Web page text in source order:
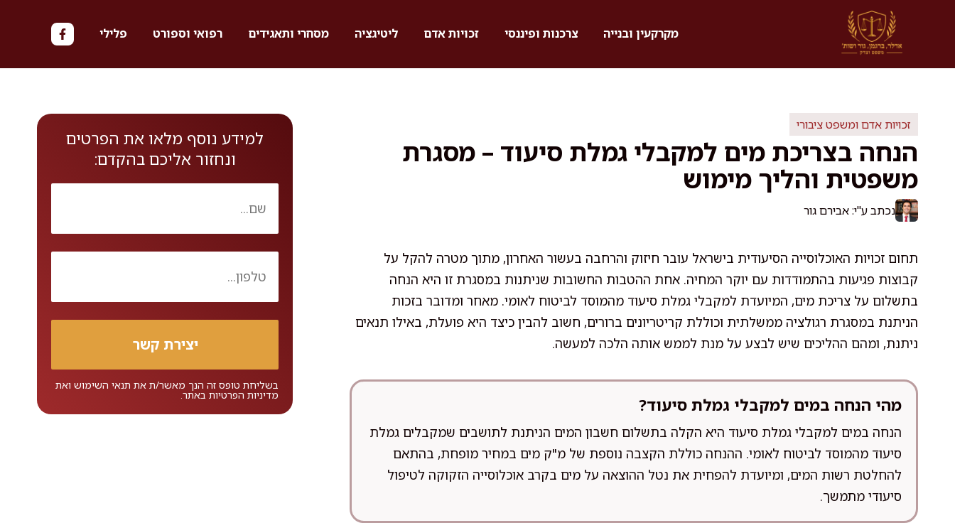
מקרקעין ובנייה צרכנות ופיננסי זכויות אדם ליטיגציה מסחרי ותאגידים רפואי וספורט פלילי
זכויות אדם ומשפט ציבורי
הנחה בצריכת מים למקבלי גמלת סיעוד – מסגרת
משפטית והליך מימוש
נכתב ע"י: אבירם גור
תחום זכויות האוכלוסייה הסיעודית בישראל עובר חיזוק והרחבה בעשור האחרון, מתוך מטרה להקל על
קבוצות פגיעות בהתמודדות עם יוקר המחיה. אחת ההטבות החשובות שניתנות במסגרת זו היא הנחה
בתשלום על צריכת מים, המיועדת למקבלי גמלת סיעוד מהמוסד לביטוח לאומי. מאחר ומדובר בזכות
הניתנת במסגרת רגולציה ממשלתית וכוללת קריטריונים ברורים, חשוב להבין כיצד היא פועלת, באילו תנאים
ניתנת, ומהם ההליכים שיש לבצע על מנת לממש אותה הלכה למעשה.
מהי הנחה במים למקבלי גמלת סיעוד?
הנחה במים למקבלי גמלת סיעוד היא הקלה בתשלום חשבון המים הניתנת לתושבים שמקבלים גמלת
סיעוד מהמוסד לביטוח לאומי. ההנחה כוללת הקצבה נוספת של מ"ק מים במחיר מופחת, בהתאם
להחלטת רשות המים, ומיועדת להפחית את נטל ההוצאה על מים בקרב אוכלוסייה הזקוקה לטיפול
סיעודי מתמשך.
למידע נוסף מלאו את הפרטים
ונחזור אליכם בהקדם:
בשליחת טופס זה הנך מאשר/ת את תנאי השימושואת
מדיניות הפרטיותבאתר.